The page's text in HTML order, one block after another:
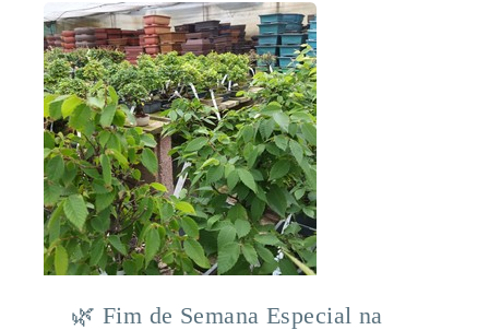
🌿 Fim de Semana Especial na